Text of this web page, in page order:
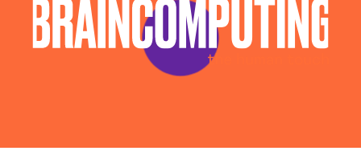
Sviluppo Software Intelligenza Artificiale Asti
Sviluppo Soluzioni Intelligenza Artificiale Asti